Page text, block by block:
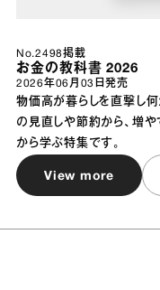
No.2498掲載
お金の教科書 2026
2026年06月03日 発売
物価高が暮らしを直撃し
の見直しや節約から、増
から学ぶ特集です。
View more